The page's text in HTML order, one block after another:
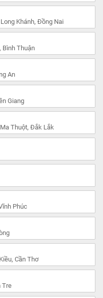
Khánh, Đồng Nai
Bình Thuận
An
Giang
Ma Thuột, Đắk Lắk
Phúc
Cần Thơ
Tre